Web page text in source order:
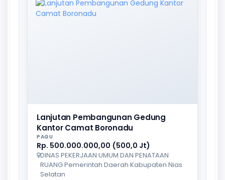
Lanjutan Pembangunan Gedung
Kantor Camat Boronadu
PAGU
Rp. 500.000.000,00 (500,0 Jt)
DINAS PEKERJAAN UMUM DAN PENATAAN
RUANG Pemerintah Daerah Kabupaten Nias
Selatan